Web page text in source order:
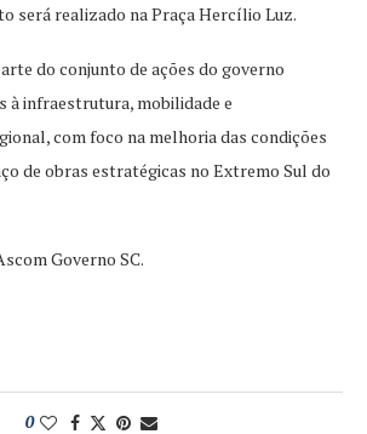
será realizado na Praça Hercílio Luz.
do conjunto de ações do governo
à infraestrutura, mobilidade e
com foco na melhoria das condições
de obras estratégicas no Extremo Sul do
Governo SC.
0